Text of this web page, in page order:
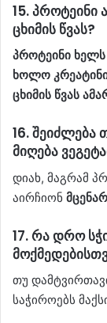
15.პროტეინი
ცხიმის წვას?
პროტეინი ხელს
ხოლო კრეატინი
ცხიმის წვას
16.შეიძლება
მიღება
დიახ, მაგრამ
აირჩიონ
17.რა დრო
თუ
საჭიროებს